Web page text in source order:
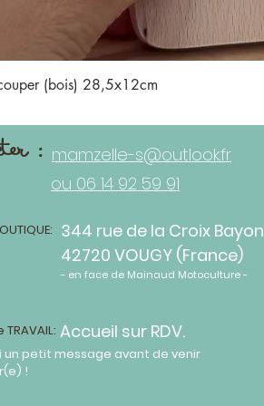
(bois) 28,5x12cm
:mamzelle-s@outlook.fr
ou 06 14 92 59 91
344 rue de la Croix Bayon
42720 VOUGY (France)
- en face de Mainaud Motoculture -
TRAVAIL: Accueil sur RDV.
un petit message avant de venir
!